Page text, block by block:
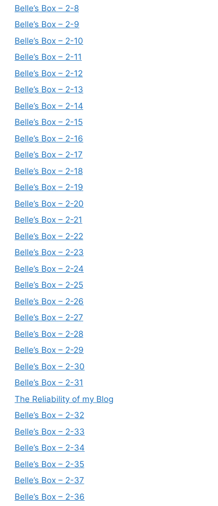
Belle’s Box – 2-8
Belle’s Box – 2-9
Belle’s Box – 2-10
Belle’s Box – 2-11
Belle’s Box – 2-12
Belle’s Box – 2-13
Belle’s Box – 2-14
Belle’s Box – 2-15
Belle’s Box – 2-16
Belle’s Box – 2-17
Belle’s Box – 2-18
Belle’s Box – 2-19
Belle’s Box – 2-20
Belle’s Box – 2-21
Belle’s Box – 2-22
Belle’s Box – 2-23
Belle’s Box – 2-24
Belle’s Box – 2-25
Belle’s Box – 2-26
Belle’s Box – 2-27
Belle’s Box – 2-28
Belle’s Box – 2-29
Belle’s Box – 2-30
Belle’s Box – 2-31
The Reliability of my Blog
Belle’s Box – 2-32
Belle’s Box – 2-33
Belle’s Box – 2-34
Belle’s Box – 2-35
Belle’s Box – 2-37
Belle’s Box – 2-36